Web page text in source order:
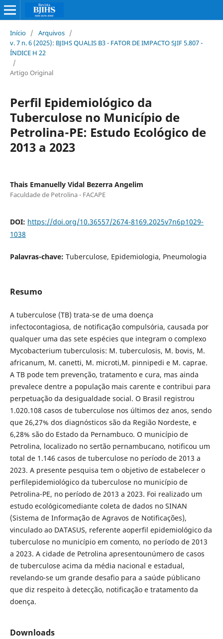
Início / Arquivos /
v. 7 n. 6 (2025): BJIHS QUALIS B3 - FATOR DE IMPACTO SJIF 5.807 -
ÍNDICE H 22
/
Artigo Original
Perfil Epidemiológico da
Tuberculose no Município de
Petrolina-PE: Estudo Ecológico de
2013 a 2023
Thais Emanuelly Vidal Bezerra Angelim
Faculdade de Petrolina - FACAPE
DOI: https://doi.org/10.36557/2674-8169.2025v7n6p1029-
1038
Palavras-chave: Tuberculose, Epidemiologia, Pneumologia
Resumo
A tuberculose (TB) trata-se de uma doença
infectocontagiosa, de notificação compulsória, causada por
qualquer uma das sete espécies que integram o complexo
Mycobacterium tuberculosis: M. tuberculosis, M. bovis, M.
africanum, M. canetti, M. microti,M. pinnipedi e M. caprae.
A TB pode tem prevenção, tratamento e cura, mas ainda
prevalece dentre a população mais carente e contribui para
perpetuação da desigualdade social. O Brasil registrou
1.020.108 casos de tuberculose nos últimos dez anos, sendo
que 26,27% dos diagnósticos são da Região Nordeste, e
6,28% são do Estado da Pernambuco. O município de
Petrolina, localizado no sertão pernambucano, notificou um
total de 1.146 casos de tuberculose no período de 2013 a
2023. A presente pesquisa tem o objetivo de estabelecer o
perfilepidemiológico da tuberculose no município de
Petrolina-PE, no período de 2013 a 2023. Foi realizado um
estudo ecológicomediante coleta de dados no SINAN
(Sistema de Informação de Agravos de Notificações),
vinculado ao DATASUS, referente aoperfil epidemiológico da
tuberculose no município em comento, no período de 2013
a 2023. A cidade de Petrolina apresentounúmero de casos
de tuberculose acima da média nacional e estadual,
revelando-se um grande desafio para a saúde públicano
que diz respeito à detecção, notificação e tratamento da
doença.
Downloads